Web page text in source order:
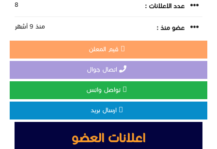
عدد الاعلانات : 8
عضو منذ : منذ 9 أشهر
قيم المعلن
اتصال جوال
تواصل واتس
ارسال بريد
اعلانات العضو